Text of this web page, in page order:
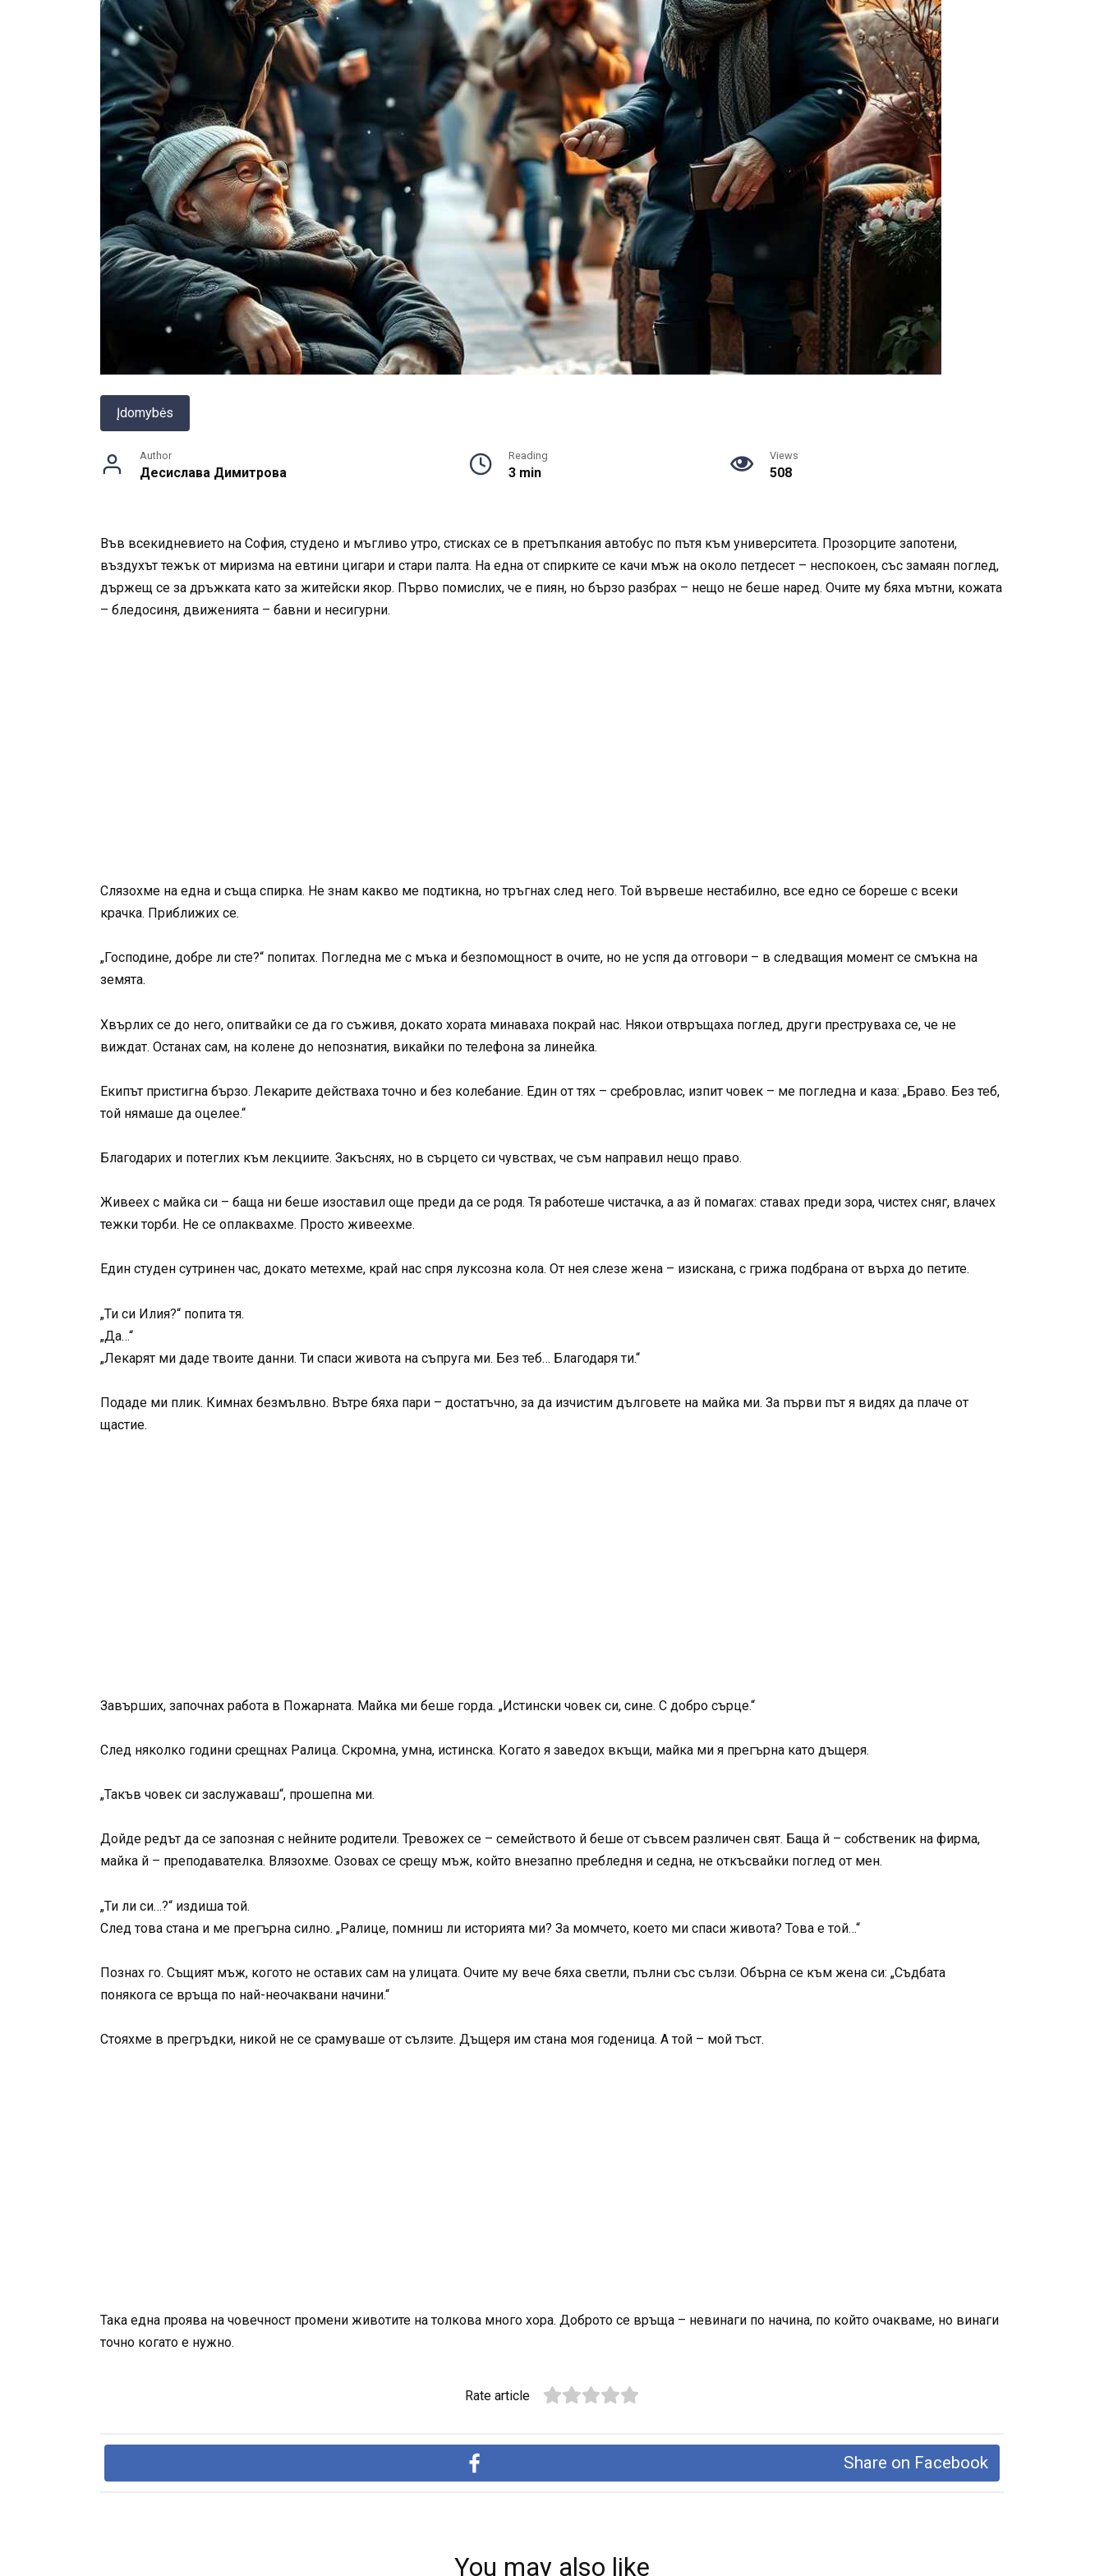
Įdomybės
Author
Десислава Димитрова
Reading
3 min
Views
508
Във всекидневието на София, студено и мъгливо утро, стисках се в претъпкания автобус по пътя към университета. Прозорците запотени,
въздухът тежък от миризма на евтини цигари и стари палта. На една от спирките се качи мъж на около петдесет – неспокоен, със замаян поглед,
държещ се за дръжката като за житейски якор. Първо помислих, че е пиян, но бързо разбрах – нещо не беше наред. Очите му бяха мътни, кожата
– бледосиня, движенията – бавни и несигурни.
Слязохме на една и съща спирка. Не знам какво ме подтикна, но тръгнах след него. Той вървеше нестабилно, все едно се бореше с всеки
крачка. Приближих се.
„Господине, добре ли сте?“ попитах. Погледна ме с мъка и безпомощност в очите, но не успя да отговори – в следващия момент се смъкна на
земята.
Хвърлих се до него, опитвайки се да го съживя, докато хората минаваха покрай нас. Някои отвръщаха поглед, други преструваха се, че не
виждат. Останах сам, на колене до непознатия, викайки по телефона за линейка.
Екипът пристигна бързо. Лекарите действаха точно и без колебание. Един от тях – сребровлас, изпит човек – ме погледна и каза: „Браво. Без теб,
той нямаше да оцелее.“
Благодарих и потеглих към лекциите. Закъснях, но в сърцето си чувствах, че съм направил нещо право.
Живеех с майка си – баща ни беше изоставил още преди да се родя. Тя работеше чистачка, а аз й помагах: ставах преди зора, чистех сняг, влачех
тежки торби. Не се оплаквахме. Просто живеехме.
Един студен сутринен час, докато метехме, край нас спря луксозна кола. От нея слезе жена – изискана, с грижа подбрана от върха до петите.
„Ти си Илия?“ попита тя.
„Да…“
„Лекарят ми даде твоите данни. Ти спаси живота на съпруга ми. Без теб… Благодаря ти.“
Подаде ми плик. Кимнах безмълвно. Вътре бяха пари – достатъчно, за да изчистим дълговете на майка ми. За първи път я видях да плаче от
щастие.
Завърших, започнах работа в Пожарната. Майка ми беше горда. „Истински човек си, сине. С добро сърце.“
След няколко години срещнах Ралица. Скромна, умна, истинска. Когато я заведох вкъщи, майка ми я прегърна като дъщеря.
„Такъв човек си заслужаваш“, прошепна ми.
Дойде редът да се запозная с нейните родители. Тревожех се – семейството й беше от съвсем различен свят. Баща й – собственик на фирма,
майка й – преподавателка. Влязохме. Озовах се срещу мъж, който внезапно пребледня и седна, не откъсвайки поглед от мен.
„Ти ли си…?“ издиша той.
След това стана и ме прегърна силно. „Ралице, помниш ли историята ми? За момчето, което ми спаси живота? Това е той…“
Познах го. Същият мъж, когото не оставих сам на улицата. Очите му вече бяха светли, пълни със сълзи. Обърна се към жена си: „Съдбата
понякога се връща по най-неочаквани начини.“
Стояхме в прегръдки, никой не се срамуваше от сълзите. Дъщеря им стана моя годеница. А той – мой тъст.
Така една проява на човечност промени животите на толкова много хора. Доброто се връща – невинаги по начина, по който очакваме, но винаги
точно когато е нужно.
Rate article
Share on Facebook
You may also like